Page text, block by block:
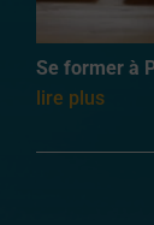
Se former à
lire plus